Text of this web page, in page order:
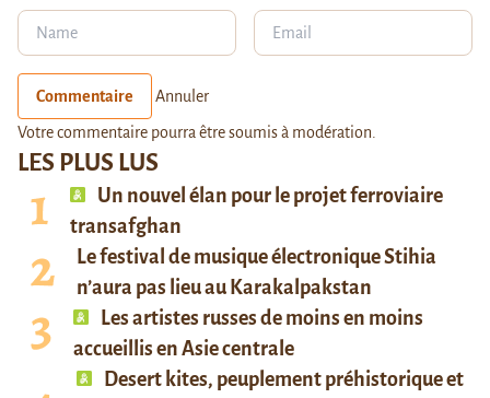
LES PLUS LUS
Un nouvel élan pour le projet ferroviaire
transafghan
Le festival de musique électronique Stihia
n’aura pas lieu au Karakalpakstan
Les artistes russes de moins en moins
accueillis en Asie centrale
Desert kites, peuplement préhistorique et
Commentaire Annuler
Votre commentaire pourra être soumis à modération.